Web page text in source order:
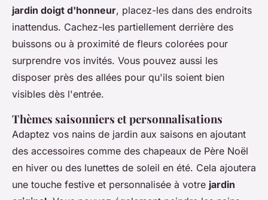
jardin doigt d'honneur, placez-les dans des endroits
inattendus. Cachez-les partiellement derrière des
buissons ou à proximité de fleurs colorées pour
surprendre vos invités. Vous pouvez aussi les
disposer près des allées pour qu'ils soient bien
visibles dès l'entrée.
Thèmes saisonniers et personnalisations
Adaptez vos nains de jardin aux saisons en ajoutant
des accessoires comme des chapeaux de Père Noël
en hiver ou des lunettes de soleil en été. Cela ajoutera
une touche festive et personnalisée à votre jardin